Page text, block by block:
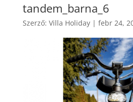
tandem_barna_6
Szerző: Villa Holiday| febr 24,